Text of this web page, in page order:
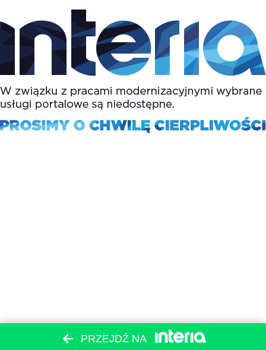
PRZEJDŹ NA